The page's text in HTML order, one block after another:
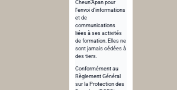
Cheun’Apan pour
l’envoi d’informations
et de
communications
liées à ses activités
de formation. Elles ne
sont jamais cédées à
des tiers.
Conformément au
Règlement Général
sur la Protection des